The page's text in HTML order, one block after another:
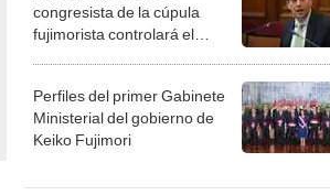
congresista de la cúpula
fujimorista controlará el
Perfiles del primer Gabinete
Ministerial del gobierno de
Keiko Fujimori